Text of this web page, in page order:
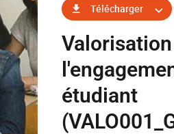
Télécharger
étudiant